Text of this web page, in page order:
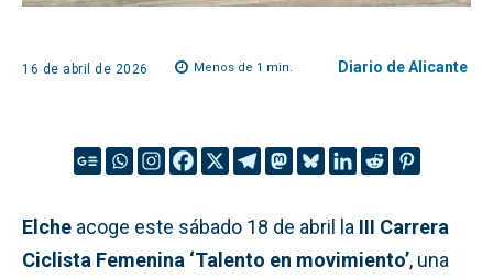
16 de abril de 2026 Menos de 1 min. Diario de Alicante
Elche acoge este sábado 18 de abril la III Carrera
Ciclista Femenina ‘Talento en movimiento’, una